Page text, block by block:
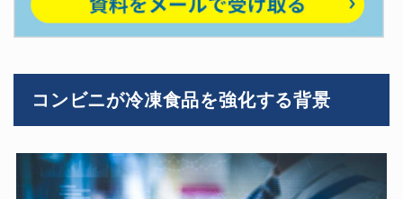
コンビニが冷凍食品を強化する背景